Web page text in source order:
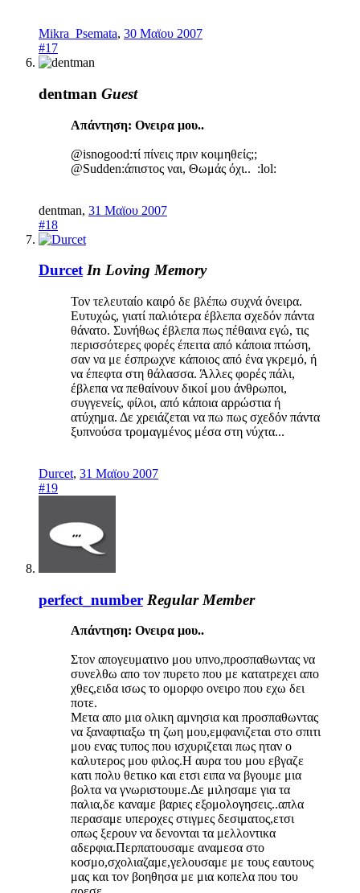
Mikra_Psemata, 30 Μαϊου 2007
#17
dentman Guest
Απάντηση: Ονειρα μου..
@isnogood:τί πίνεις πριν κοιμηθείς;;
@Sudden:άπιστος ναι, Θωμάς όχι.. :lol:
dentman, 31 Μαϊου 2007
#18
Durcet In Loving Memory
Τον τελευταίο καιρό δε βλέπω συχνά όνειρα.
Ευτυχώς, γιατί παλιότερα έβλεπα σχεδόν πάντα
θάνατο. Συνήθως έβλεπα πως πέθαινα εγώ, τις
περισσότερες φορές έπειτα από κάποια πτώση,
σαν να με έσπρωχνε κάποιος από ένα γκρεμό, ή
να έπεφτα στη θάλασσα. Άλλες φορές πάλι,
έβλεπα να πεθαίνουν δικοί μου άνθρωποι,
συγγενείς, φίλοι, από κάποια αρρώστια ή
ατύχημα. Δε χρειάζεται να πω πως σχεδόν πάντα
ξυπνούσα τρομαγμένος μέσα στη νύχτα...
Durcet, 31 Μαϊου 2007
#19
perfect_number Regular Member
Απάντηση: Ονειρα μου..
Στον απογευματινο μου υπνο,προσπαθωντας να
συνελθω απο τον πυρετο που με κατατρεχει απο
χθες,ειδα ισως το ομορφο ονειρο που εχω δει
ποτε.
Μετα απο μια ολικη αμνησια και προσπαθωντας
να ξαναφτιαξω τη ζωη μου,εμφανιζεται στο σπιτι
μου ενας τυπος που ισχυριζεται πως ηταν ο
καλυτερος μου φιλος.Η αυρα του μου εβγαζε
κατι πολυ θετικο και ετσι ειπα να βγουμε μια
βολτα να γνωριστουμε.Δε μιλησαμε για τα
παλια,δε καναμε βαριες εξομολογησεις..απλα
περασαμε υπεροχες στιγμες δεσιματος,ετσι
οπως ξερουν να δενονται τα μελλοντικα
αδερφια.Περπατουσαμε αναμεσα στο
κοσμο,σχολιαζαμε,γελουσαμε με τους εαυτους
μας και τον βοηθησα με μια κοπελα που του